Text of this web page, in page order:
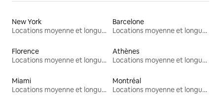
New York
Locations moyenne et longue durée
Barcelone
Locations moyenne et longue durée
Florence
Locations moyenne et longue durée
Athènes
Locations moyenne et longue durée
Miami
Locations moyenne et longue durée
Montréal
Locations moyenne et longue durée